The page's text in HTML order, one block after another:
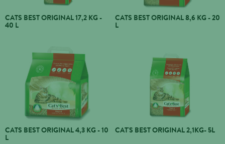
CATS BEST ORIGINAL 17,2 KG -
40 L
CATS BEST ORIGINAL 8,6 KG - 20
L
CATS BEST ORIGINAL 4,3 KG - 10
L
CAT'S BEST ORIGINAL 2,1KG- 5L